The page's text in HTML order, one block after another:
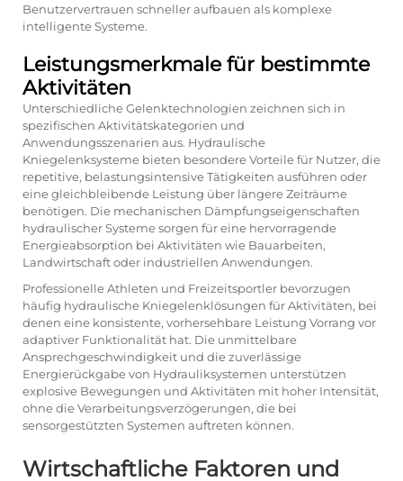
Benutzervertrauen schneller aufbauen als komplexe
intelligente Systeme.
Leistungsmerkmale für bestimmte
Aktivitäten
Unterschiedliche Gelenktechnologien zeichnen sich in
spezifischen Aktivitätskategorien und
Anwendungsszenarien aus. Hydraulische
Kniegelenksysteme bieten besondere Vorteile für Nutzer, die
repetitive, belastungsintensive Tätigkeiten ausführen oder
eine gleichbleibende Leistung über längere Zeiträume
benötigen. Die mechanischen Dämpfungseigenschaften
hydraulischer Systeme sorgen für eine hervorragende
Energieabsorption bei Aktivitäten wie Bauarbeiten,
Landwirtschaft oder industriellen Anwendungen.
Professionelle Athleten und Freizeitsportler bevorzugen
häufig hydraulische Kniegelenklösungen für Aktivitäten, bei
denen eine konsistente, vorhersehbare Leistung Vorrang vor
adaptiver Funktionalität hat. Die unmittelbare
Ansprechgeschwindigkeit und die zuverlässige
Energierückgabe von Hydrauliksystemen unterstützen
explosive Bewegungen und Aktivitäten mit hoher Intensität,
ohne die Verarbeitungsverzögerungen, die bei
sensorgestützten Systemen auftreten können.
Wirtschaftliche Faktoren und